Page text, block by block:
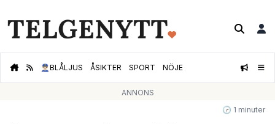
👮🏻‍♂️BLÅLJUS ÅSIKTER SPORT NÖJE
ANNONS
🕝 1 minuter